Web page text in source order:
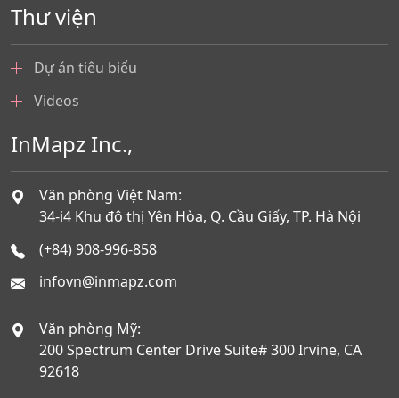
Thư viện
Dự án tiêu biểu
Videos
InMapz Inc.,
Văn phòng Việt Nam:
34-i4 Khu đô thị Yên Hòa, Q. Cầu Giấy, TP. Hà Nội
(+84) 908-996-858
infovn@inmapz.com
Văn phòng Mỹ:
200 Spectrum Center Drive Suite# 300 Irvine, CA
92618